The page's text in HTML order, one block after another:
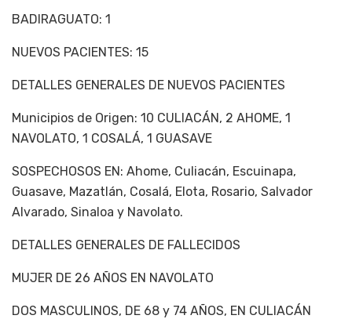
BADIRAGUATO: 1
NUEVOS PACIENTES: 15
DETALLES GENERALES DE NUEVOS PACIENTES
Municipios de Origen: 10 CULIACÁN, 2 AHOME, 1
NAVOLATO, 1 COSALÁ, 1 GUASAVE
SOSPECHOSOS EN: Ahome, Culiacán, Escuinapa,
Guasave, Mazatlán, Cosalá, Elota, Rosario, Salvador
Alvarado, Sinaloa y Navolato.
DETALLES GENERALES DE FALLECIDOS
MUJER DE 26 AÑOS EN NAVOLATO
DOS MASCULINOS, DE 68 y 74 AÑOS, EN CULIACÁN